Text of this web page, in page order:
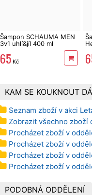
Šampon SCHAUMA MEN
3v1 uhlí&jíl 400 ml
65 Kč
KAM SE KOUKNOUT
Seznam zboží v akci
Zobrazit všechno zboží
Procházet zboží v
Procházet zboží v
Procházet zboží v
Procházet zboží v
PODOBNÁ ODDĚLENÍ